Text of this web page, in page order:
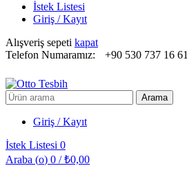
İstek Listesi
Giriş / Kayıt
Alışveriş sepeti kapat
Telefon Numaramız:
+90 530 737 16 61
Arayın: Arama
Giriş / Kayıt
İstek Listesi 0
Araba (o) 0 / ₺0,00